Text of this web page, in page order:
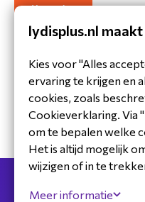
30 jaar ervaring in de
Toegewijd Nederlands
ondersteuningsteam
Specialistische distributeur
Jouw full
lydisplus.nl
Kies voor "Alles
ervaring te krijgen en
cookies, zoals
Cookieverklaring. Via
om te bepalen welke
Het is altijd mogelijk
wijzigen of in te
Meer informatie